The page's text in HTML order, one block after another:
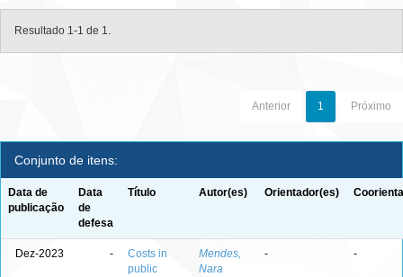
Resultado 1-1 de 1.
Anterior 1 Próximo
Conjunto de itens:
Data de
publicação
Data
de
defesa
Título Autor(es) Orientador(es)
Dez-2023 -
Costs in
public
Mendes,
Nara
- -